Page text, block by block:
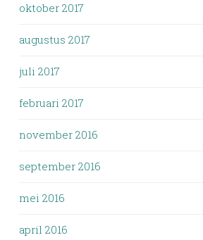
oktober 2017
augustus 2017
juli 2017
februari 2017
november 2016
september 2016
mei 2016
april 2016